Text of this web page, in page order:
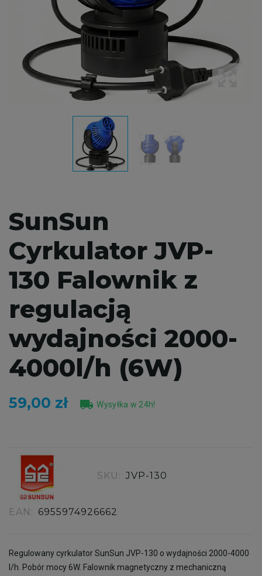
SunSun
Cyrkulator JVP-
130 Falownik z
regulacją
wydajności 2000-
4000l/h (6W)
59,00 zł local_shipping Wysyłka w 24h!
SKU: JVP-130
EAN: 6955974926662
Regulowany cyrkulator SunSun JVP-130 o wydajności 2000-4000
l/h. Pobór mocy 6W. Falownik magnetyczny z mechaniczną